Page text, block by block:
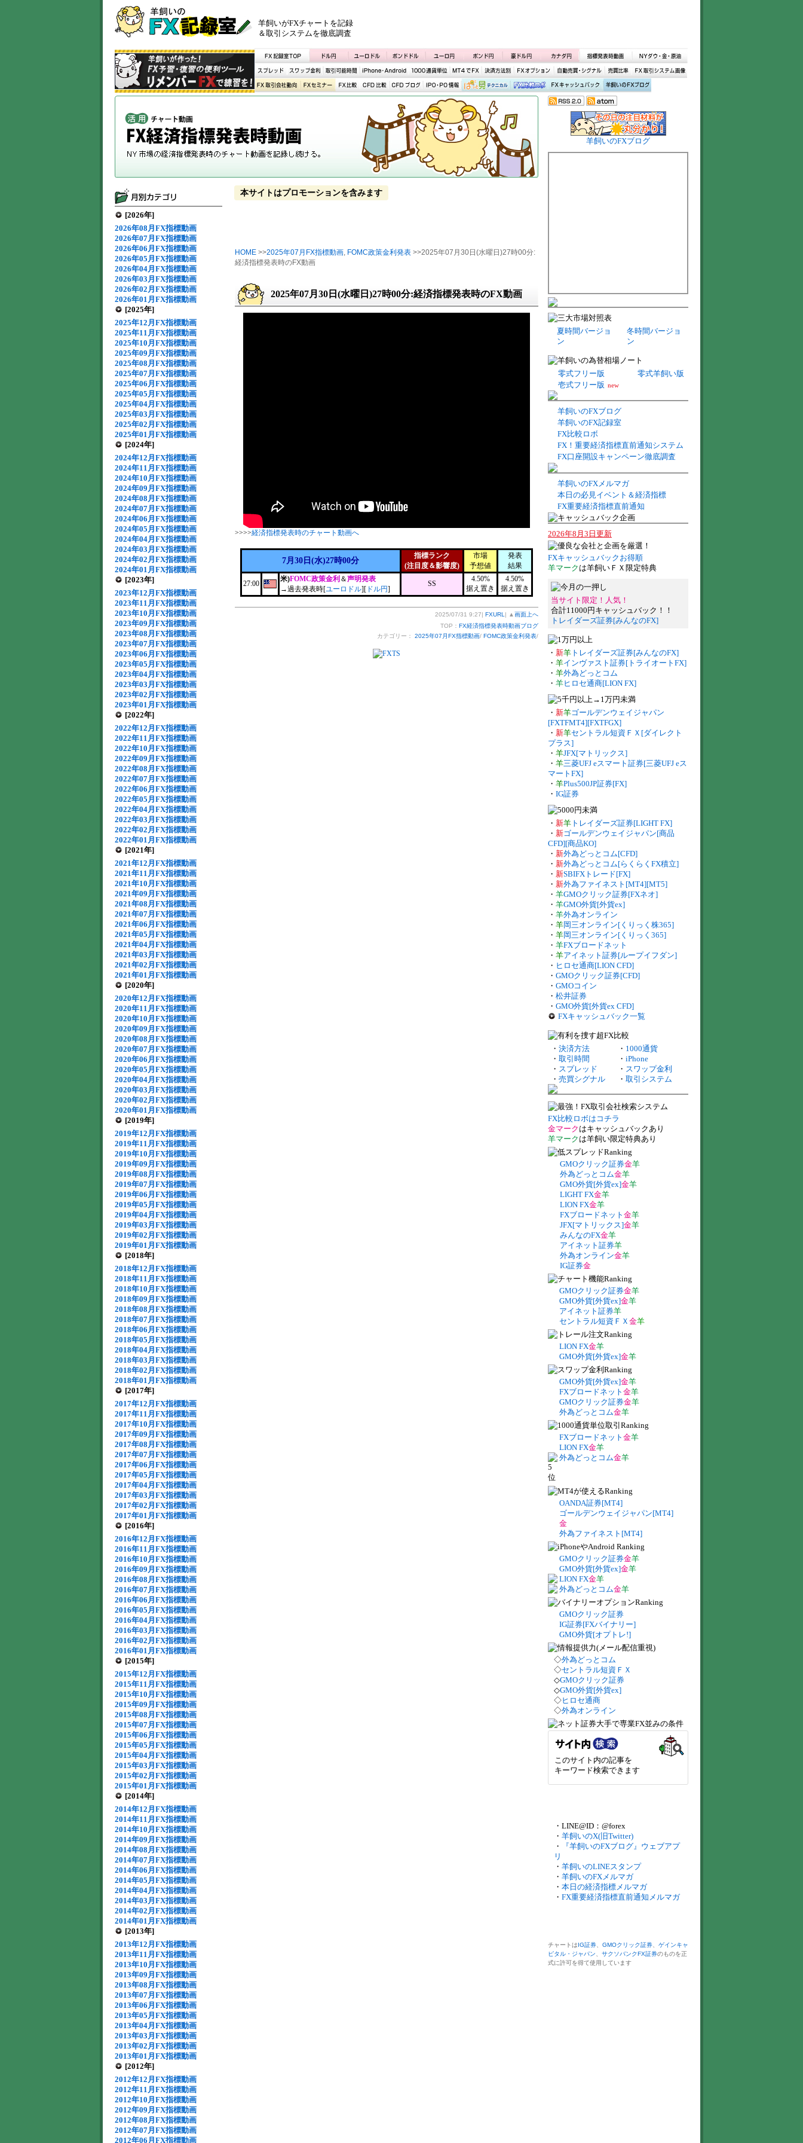
羊飼いがFXチャートを記録
＆取引システムを徹底調査
[2026年]
2026年08月FX指標動画
2026年07月FX指標動画
2026年06月FX指標動画
2026年05月FX指標動画
2026年04月FX指標動画
2026年03月FX指標動画
2026年02月FX指標動画
2026年01月FX指標動画
[2025年]
2025年12月FX指標動画
2025年11月FX指標動画
2025年10月FX指標動画
2025年09月FX指標動画
2025年08月FX指標動画
2025年07月FX指標動画
2025年06月FX指標動画
2025年05月FX指標動画
2025年04月FX指標動画
2025年03月FX指標動画
2025年02月FX指標動画
2025年01月FX指標動画
[2024年]
2024年12月FX指標動画
2024年11月FX指標動画
2024年10月FX指標動画
2024年09月FX指標動画
2024年08月FX指標動画
2024年07月FX指標動画
2024年06月FX指標動画
2024年05月FX指標動画
2024年04月FX指標動画
2024年03月FX指標動画
2024年02月FX指標動画
2024年01月FX指標動画
[2023年]
2023年12月FX指標動画
2023年11月FX指標動画
2023年10月FX指標動画
2023年09月FX指標動画
2023年08月FX指標動画
2023年07月FX指標動画
2023年06月FX指標動画
2023年05月FX指標動画
2023年04月FX指標動画
2023年03月FX指標動画
2023年02月FX指標動画
2023年01月FX指標動画
[2022年]
2022年12月FX指標動画
2022年11月FX指標動画
2022年10月FX指標動画
2022年09月FX指標動画
2022年08月FX指標動画
2022年07月FX指標動画
2022年06月FX指標動画
2022年05月FX指標動画
2022年04月FX指標動画
2022年03月FX指標動画
2022年02月FX指標動画
2022年01月FX指標動画
[2021年]
2021年12月FX指標動画
2021年11月FX指標動画
2021年10月FX指標動画
2021年09月FX指標動画
2021年08月FX指標動画
2021年07月FX指標動画
2021年06月FX指標動画
2021年05月FX指標動画
2021年04月FX指標動画
2021年03月FX指標動画
2021年02月FX指標動画
2021年01月FX指標動画
[2020年]
2020年12月FX指標動画
2020年11月FX指標動画
2020年10月FX指標動画
2020年09月FX指標動画
2020年08月FX指標動画
2020年07月FX指標動画
2020年06月FX指標動画
2020年05月FX指標動画
2020年04月FX指標動画
2020年03月FX指標動画
2020年02月FX指標動画
2020年01月FX指標動画
[2019年]
2019年12月FX指標動画
2019年11月FX指標動画
2019年10月FX指標動画
2019年09月FX指標動画
2019年08月FX指標動画
2019年07月FX指標動画
2019年06月FX指標動画
2019年05月FX指標動画
2019年04月FX指標動画
2019年03月FX指標動画
2019年02月FX指標動画
2019年01月FX指標動画
[2018年]
2018年12月FX指標動画
2018年11月FX指標動画
2018年10月FX指標動画
2018年09月FX指標動画
2018年08月FX指標動画
2018年07月FX指標動画
2018年06月FX指標動画
2018年05月FX指標動画
2018年04月FX指標動画
2018年03月FX指標動画
2018年02月FX指標動画
2018年01月FX指標動画
[2017年]
2017年12月FX指標動画
2017年11月FX指標動画
2017年10月FX指標動画
2017年09月FX指標動画
2017年08月FX指標動画
2017年07月FX指標動画
2017年06月FX指標動画
2017年05月FX指標動画
2017年04月FX指標動画
2017年03月FX指標動画
2017年02月FX指標動画
2017年01月FX指標動画
[2016年]
2016年12月FX指標動画
2016年11月FX指標動画
2016年10月FX指標動画
2016年09月FX指標動画
2016年08月FX指標動画
2016年07月FX指標動画
2016年06月FX指標動画
2016年05月FX指標動画
2016年04月FX指標動画
2016年03月FX指標動画
2016年02月FX指標動画
2016年01月FX指標動画
[2015年]
2015年12月FX指標動画
2015年11月FX指標動画
2015年10月FX指標動画
2015年09月FX指標動画
2015年08月FX指標動画
2015年07月FX指標動画
2015年06月FX指標動画
2015年05月FX指標動画
2015年04月FX指標動画
2015年03月FX指標動画
2015年02月FX指標動画
2015年01月FX指標動画
[2014年]
2014年12月FX指標動画
2014年11月FX指標動画
2014年10月FX指標動画
2014年09月FX指標動画
2014年08月FX指標動画
2014年07月FX指標動画
2014年06月FX指標動画
2014年05月FX指標動画
2014年04月FX指標動画
2014年03月FX指標動画
2014年02月FX指標動画
2014年01月FX指標動画
[2013年]
2013年12月FX指標動画
2013年11月FX指標動画
2013年10月FX指標動画
2013年09月FX指標動画
2013年08月FX指標動画
2013年07月FX指標動画
2013年06月FX指標動画
2013年05月FX指標動画
2013年04月FX指標動画
2013年03月FX指標動画
2013年02月FX指標動画
2013年01月FX指標動画
[2012年]
2012年12月FX指標動画
2012年11月FX指標動画
2012年10月FX指標動画
2012年09月FX指標動画
2012年08月FX指標動画
2012年07月FX指標動画
2012年06月FX指標動画
本サイトはプロモーションを含みます
HOME >>2025年07月FX指標動画, FOMC政策金利発表 >>2025年07月30日(水曜日)27時00分:
経済指標発表時のFX動画
2025年07月30日(水曜日)27時00分:経済指標発表時のFX動画
>>>>経済指標発表時のチャート動画へ
7月30日(水)27時00分
指標ランク
(注目度＆影響度)
市場
予想値
発表
結果
27:00
米)FOMC政策金利 ＆声明発表
→過去発表時[ユーロドル][ ドル円]
SS
4.50%
据え置き
4.50%
据え置き
2025/07/31 9:27| FXURL | ▲ 画面上へ
TOP： FX経済指標発表時動画ブログ
カテゴリー： 2025年07月FX指標動画/ FOMC政策金利発表/
羊飼いのFXブログ
夏時間バージョ
ン
冬時間バージョ
ン
零式フリー版
零式羊飼い版
壱式フリー版 new
羊飼いのFXブログ
羊飼いのFX記録室
FX比較ロボ
FX！重要経済指標直前通知システム
FX口座開設キャンペーン徹底調査
羊飼いのFXメルマガ
本日の必見イベント＆経済指標
FX重要経済指標直前通知
2026年8月3日更新
FXキャッシュバックお得順
羊マーク は羊飼いＦＸ限定特典
当サイト限定！人気！
合計11000円キャッシュバック！！
トレイダーズ証券[みんなのFX]
・ 新羊 トレイダーズ証券[みんなのFX]
・ 羊インヴァスト証券[トライオートFX]
・ 羊外為どっとコム
・ 羊ヒロセ通商[LION FX]
・ 新羊ゴールデンウェイジャパン
[FXTFMT4][FXTFGX]
・ 新羊セントラル短資ＦＸ[ダイレクト
プラス]
・ 羊JFX[マトリックス]
・ 羊三菱UFJ eスマート証券[三菱UFJ eス
マートFX]
・ 羊Plus500JP証券[FX]
・ IG証券
・ 新羊 トレイダーズ証券[LIGHT FX]
・ 新ゴールデンウェイジャパン[商品
CFD][商品KO]
・ 新外為どっとコム[CFD]
・ 新外為どっとコム[らくらくFX積立]
・ 新SBIFXトレード[FX]
・ 新外為ファイネスト[MT4][MT5]
・ 羊GMOクリック証券[FXネオ]
・ 羊GMO外貨[外貨ex]
・ 羊外為オンライン
・ 羊岡三オンライン[くりっく株365]
・ 羊岡三オンライン[くりっく365]
・ 羊FXブロードネット
・ 羊アイネット証券[ループイフダン]
・ ヒロセ通商[LION CFD]
・ GMOクリック証券[CFD]
・ GMOコイン
・ 松井証券
・ GMO外貨[外貨ex CFD]
FXキャッシュバック一覧
・ 決済方法 ・ 1000通貨
・ 取引時間 ・ iPhone
・ スプレッド ・ スワップ金利
・ 売買シグナル ・ 取引システム
FX比較ロボはコチラ
金マーク はキャッシュバックあり
羊マーク は羊飼い限定特典あり
GMOクリック証券金羊
外為どっとコム金羊
GMO外貨[外貨ex]金羊
LIGHT FX金羊
LION FX金羊
FXブロードネット 金羊
JFX[マトリックス]金羊
みんなのFX金羊
アイネット証券羊
外為オンライン金羊
IG証券金
GMOクリック証券金羊
GMO外貨[外貨ex]金羊
アイネット証券羊
セントラル短資ＦＸ 金羊
LION FX金羊
GMO外貨[外貨ex]金羊
GMO外貨[外貨ex]金羊
FXブロードネット 金羊
GMOクリック証券金羊
外為どっとコム金羊
FXブロードネット 金羊
LION FX金羊
外為どっとコム金羊
OANDA証券[MT4]
ゴールデンウェイジャパン[MT4]
金
外為ファイネスト[MT4]
GMOクリック証券金羊
GMO外貨[外貨ex]金羊
LION FX金羊
外為どっとコム金羊
GMOクリック証券
IG証券[FXバイナリー]
GMO外貨[オプトレ!]
◇外為どっとコム
◇セントラル短資ＦＸ
◇GMOクリック証券
◇GMO外貨[外貨ex]
◇ヒロセ通商
◇外為オンライン
このサイト内の記事を
キーワード検索できます
・LINE@ID：@forex
・ 羊飼いのX(旧Twitter)
・
『羊飼いのFXブログ』ウェブアプ
リ
・ 羊飼いのLINEスタンプ
・ 羊飼いのFXメルマガ
・ 本日の経済指標メルマガ
・ FX重要経済指標直前通知メルマガ
チャートはIG証券 GMOクリック証券
ゲインキャ
ピタル・ジャパン
サクソバンクFX証券のものを正
式に許可を得て使用しています